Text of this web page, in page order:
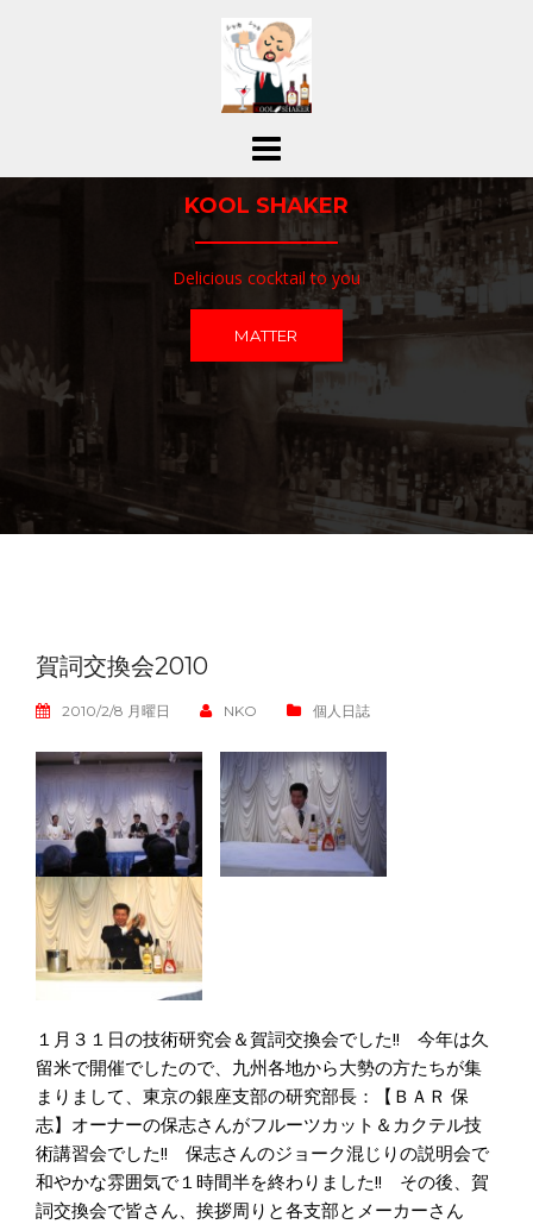
ス
KOOL SHAKER
Delicious cocktail to you
MATTER
賀詞交換会2010
2010/2/8 月曜日 NKO 個人日誌
１月３１日の技術研究会＆賀詞交換会でした!! 今年は久
留米で開催でしたので、九州各地から大勢の方たちが集
まりまして、東京の銀座支部の研究部長：【ＢＡＲ 保
志】オーナーの保志さんがフルーツカット＆カクテル技
術講習会でした!! 保志さんのジョーク混じりの説明会で
和やかな雰囲気で１時間半を終わりました!! その後、賀
詞交換会で皆さん、挨拶周りと各支部とメーカーさん